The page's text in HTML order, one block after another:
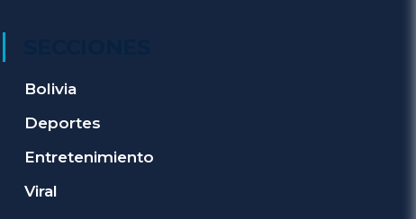
Bolivia
Deportes
Entretenimiento
Viral